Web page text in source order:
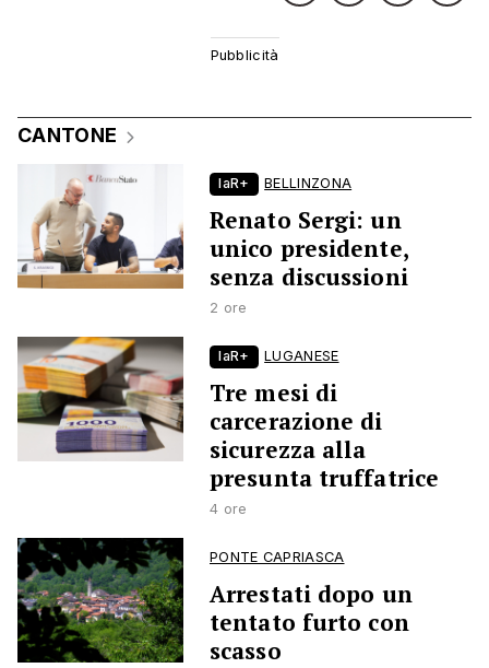
CANTONE
laR+ BELLINZONA
Renato Sergi: un
unico presidente,
senza discussioni
2 ore
laR+ LUGANESE
Tre mesi di
carcerazione di
sicurezza alla
presunta truffatrice
4 ore
PONTE CAPRIASCA
Arrestati dopo un
tentato furto con
scasso